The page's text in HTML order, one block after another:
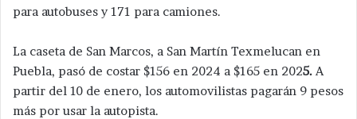
para autobuses y 171 para camiones.
La caseta de San Marcos, a San Martín Texmelucan en
Puebla, pasó de costar $156 en 2024 a $165 en 2025.A
partir del 10 de enero, los automovilistas pagarán 9 pesos
más por usar la autopista.